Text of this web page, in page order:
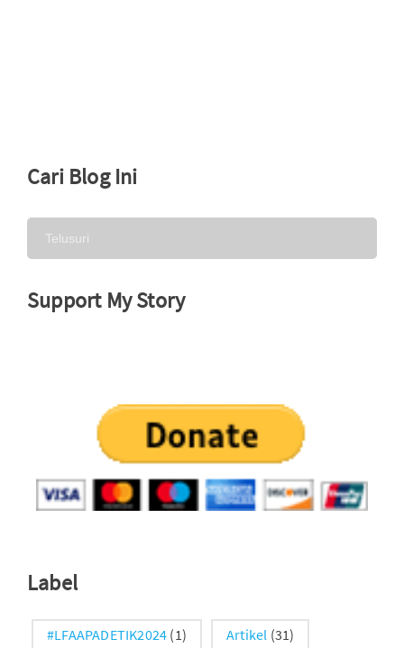
Cari Blog Ini
Support My Story
Label
#LFAAPADETIK2024 (1) Artikel (31)